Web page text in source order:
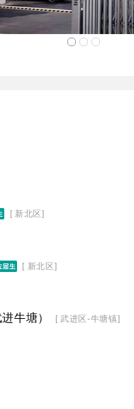
[ 新北区]
[ 新北区]
牛塘）
[ 武进区-牛塘镇]